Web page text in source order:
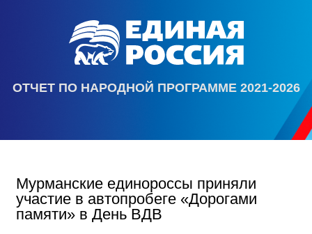
ОТЧЕТ ПО НАРОДНОЙ ПРОГРАММЕ 2021-2026
Мурманские единороссы приняли
участие в автопробеге «Дорогами
памяти» в День ВДВ